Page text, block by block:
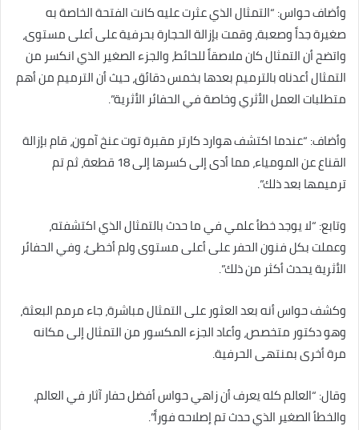
وأضاف حواس: “التمثال الذي عثرت عليه كانت الفتحة الخاصة به
صغيرة جداً وصعبة، وقمت بإزالة الحجارة بحرفية على أعلى مستوى،
واتضح أن التمثال كان ملاصقاً للحائط، والجزء الصغير الذي انكسر من
التمثال أعدناه بالترميم بعدها بخمس دقائق، حيث أن الترميم من أهم
متطلبات العمل الأثري وخاصة في الحفائر الأثرية”.
وأضاف: “عندما اكتشف هوارد كارتر مقبرة توت عنخ آمون، قام بإزالة
القناع عن المومياء، مما أدى إلى كسرها إلى 18 قطعة، ثم تم
ترميمها بعد ذلك”.
وتابع: “لا يوجد خطأ علمي في ما حدث بالتمثال الذي اكتشفته،
وعملت بكل فنون الحفر على أعلى مستوى ولم أخطئ، وفي الحفائر
الأثرية يحدث أكثر من ذلك”.
وكشف حواس أنه بعد العثور على التمثال مباشرة، جاء مرمم البعثة،
وهو دكتور متخصص، وأعاد الجزء المكسور من التمثال إلى مكانه
مرة أخرى بمنتهى الحرفية.
وقال: “العالم كله يعرف أن زاهي حواس أفضل حفار آثار في العالم،
والخطأ الصغير الذي حدث تم إصلاحه فوراً”.